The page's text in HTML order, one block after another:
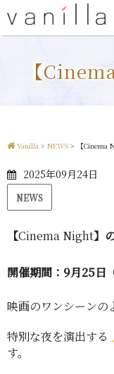
【
Vanilla > NEWS > 【Cinema
2025年09月24日
NEWS
【Cinema Night】
開催期間：9月25日
映画のワンシーンの
特別な夜を演出する
す。